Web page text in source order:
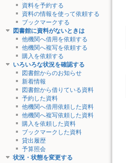
資料を予約する
資料の情報を使って依頼する
ブックマークする
図書館に資料がないときは
他機関へ借用を依頼する
他機関へ複写を依頼する
購入を依頼する
いろいろな状況を確認する
図書館からのお知らせ
新着情報
図書館から借りている資料
予約した資料
他機関へ借用依頼した資料
他機関へ複写依頼した資料
購入を依頼した資料
ブックマークした資料
貸出履歴
予算照会
状況・状態を変更する